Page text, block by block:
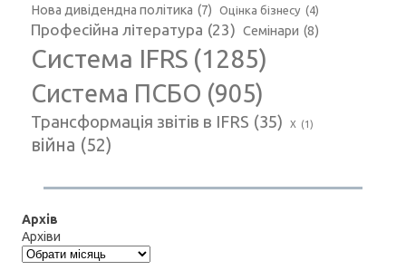
Нова дивідендна політика (7) Оцінка бізнесу (4)
Професійна література (23) Семінари (8)
Система IFRS (1285)
Система ПСБО (905)
Трансформація звітів в IFRS (35) Х (1)
війна (52)
Архів
Архіви